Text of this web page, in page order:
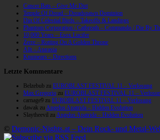
Cancer Bats – Give Me Dirt
Temple Of Dread – Dreadspawn Dominion
Din Of Celestial Birds – Takeoffs & Landings
Phantom Corporation / Catbreath – Commando / Die By
10,000 Years – Esox Lucifer
Zerre – Rotting On A Golden Throne
Allt – Ataraxia
Knumears – Directions
Letzte Kommentare
Belzebub zu EUROBLAST FESTIVAL 11 – Verlosung
Max Gregorio zu EUROBLAST FESTIVAL 11 –
carnage9 zu EUROBLAST FESTIVAL 11 – Verlosung
dawak zu Angelus Apatrida – Hidden Evolution
Slaytheevil zu Angelus Apatrida – Hidden Evolution
© Demonic-Nights.at – Dein Rock- und Metal-